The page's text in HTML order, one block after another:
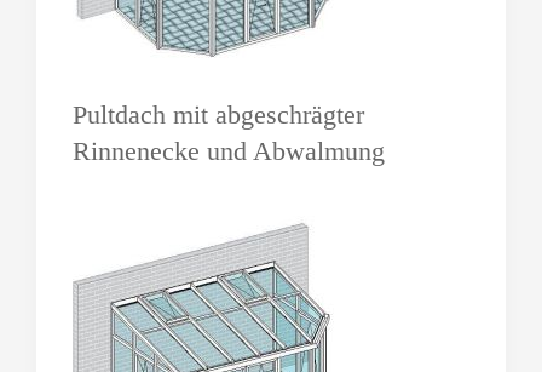
Pultdach mit abgeschrägter
Rinnenecke und Abwalmung